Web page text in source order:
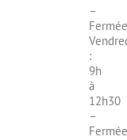
–
Fermée
:
9h
à
12h30
–
Fermée